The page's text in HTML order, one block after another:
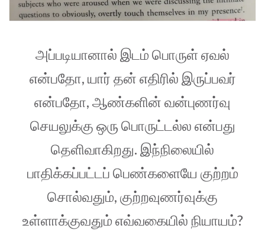
அப்படியானால் இடம் பொருள் ஏவல்
என்பதோ, யார் தன் எதிரில் இருப்பவர்
என்பதோ, ஆண்களின் வன்புணர்வு
செயலுக்கு ஒரு பொருட்டல்ல என்பது
தெளிவாகிறது. இந்நிலையில்
பாதிக்கப்பட்டப் பெண்களையே குற்றம்
சொல்வதும், குற்றவுணர்வுக்கு
உள்ளாக்குவதும் எவ்வகையில் நியாயம்?